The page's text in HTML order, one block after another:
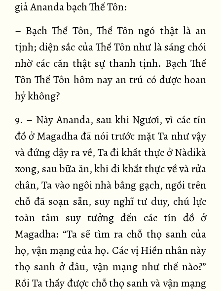
giả Ananda bạch Thế Tôn:
– Bạch Thế Tôn, Thế Tôn ngó thật là an
tịnh; diện sắc của Thế Tôn như là sáng chói
nhờ các căn thật sự thanh tịnh. Bạch Thế
Tôn Thế Tôn hôm nay an trú có được hoan
hỷ không?
9. – Này Ananda, sau khi Ngươi, vì các tín
đồ ở Magadha đã nói trước mặt Ta như vậy
và đứng dậy ra về, Ta đi khất thực ở Nàdikà
xong, sau bữa ăn, khi đi khất thực về và rửa
chân, Ta vào ngôi nhà bằng gạch, ngồi trên
chỗ đã soạn sẵn, suy nghĩ tư duy, chú lực
toàn tâm suy tưởng đến các tín đồ ở
Magadha: “Ta sẽ tìm ra chỗ thọ sanh của
họ, vận mạng của họ. Các vị Hiền nhân này
thọ sanh ở đâu, vận mạng như thế nào?”
Rồi Ta thấy được chỗ thọ sanh và vận mạng